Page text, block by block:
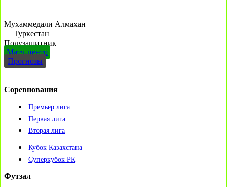
Мухаммедали Алмахан
Туркестан |
Полузащитник
Матч-центр
Прогнозы
Соревнования
Премьер лига
Первая лига
Вторая лига
Кубок Казахстана
Суперкубок РК
Футзал